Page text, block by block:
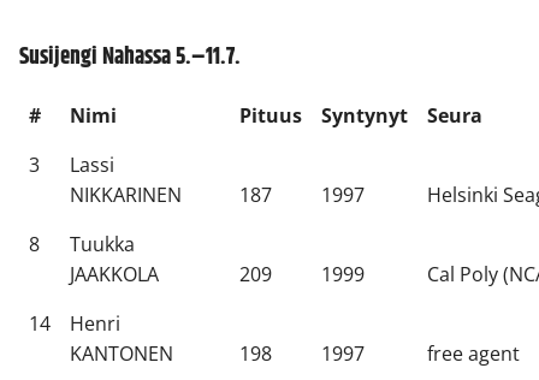
Susijengi Nahassa 5.–11.7.
# Nimi Pituus Syntynyt
Seura
3
Lassi
NIKKARINEN
187 1997
Helsinki
8
Tuukka
JAAKKOLA
209 1999
Cal Poly
14
Henri
KANTONEN
198 1997
free agent